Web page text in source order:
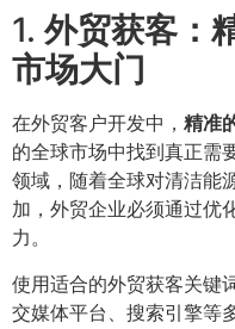
1. 外贸获客：
市场大门
在外贸客户开发中， 精准
的全球市场中找到真正需
领域，随着全球对清洁能
加，外贸企业必须通过优
力。
使用适合的外贸获客关键
交媒体平台、搜索引擎等